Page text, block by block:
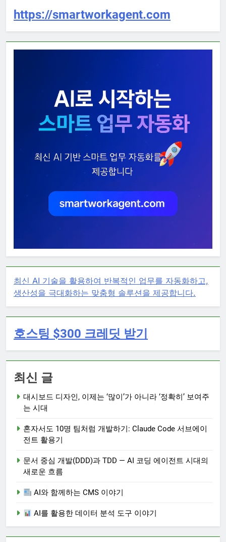
https://smartworkagent.com
최신 AI 기술을 활용하여 반복적인 업무를 자동화하고,
생산성을 극대화하는 맞춤형 솔루션을 제공합니다.
호스팅 $300 크레딧 받기
최신 글
대시보드 디자인, 이제는 ‘많이’가 아니라 ‘정확히’ 보여주
는 시대
혼자서도 10명 팀처럼 개발하기: Claude Code 서브에이
전트 활용기
문서 중심 개발(DDD)과 TDD — AI 코딩 에이전트 시대의
새로운 흐름
AI와 함께하는 CMS 이야기
AI를 활용한 데이터 분석 도구 이야기